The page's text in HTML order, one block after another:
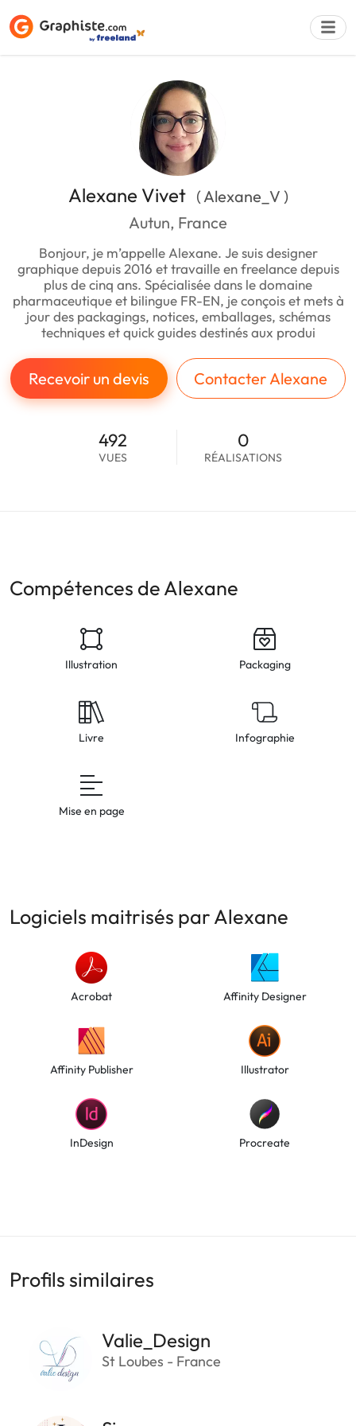
Alexane Vivet ( Alexane_V )
Autun, France
Bonjour, je m’appelle Alexane. Je suis designer
graphique depuis 2016 et travaille en freelance depuis
plus de cinq ans. Spécialisée dans le domaine
pharmaceutique et bilingue FR-EN, je conçois et mets à
jour des packagings, notices, emballages, schémas
techniques et quick guides destinés aux produi
Recevoir un devis Contacter Alexane
492
VUES
0
RÉALISATIONS
Compétences de Alexane
Illustration Packaging
Livre Infographie
Mise en page
Logiciels maitrisés par Alexane
Acrobat Affinity Designer
Affinity Publisher Illustrator
InDesign Procreate
Profils similaires
Valie_Design
St Loubes - France